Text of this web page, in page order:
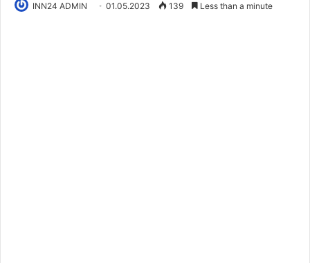
INN24 ADMIN 01.05.2023 139 Less than a minute